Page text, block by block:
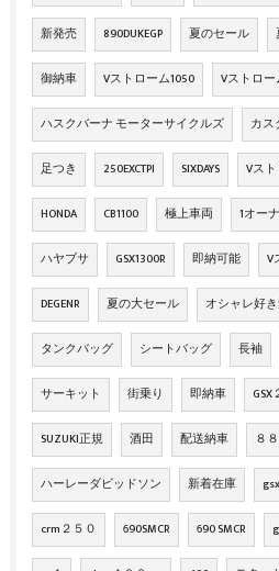
新発売 890DUKEGP 夏のセール
御納車 Vストローム1050 Vストロー
ハスクバーナ モーターサイクルズ カス
足つき 250EXCTPI SIXDAYS Vス
HONDA CB1100 極上車両 1オー
ハヤブサ GSX1300R 即納可能 V
DEGENR 夏の大セール オシャレ好
タンクバッグ シートバッグ 長袖
サーキット 街乗り 即納車 GSX
SUZUKI正規 酒田 配送納車 ８
ハーレーダビッドソン 新着在庫
crm２５０ 690SMCR 690 SMCR